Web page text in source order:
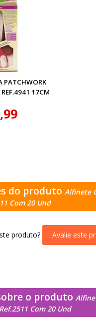
PATCHWORK
REF.4941 17CM
do produto Alfinete
Com 20 Und
produto? Avalie este
o produto
Com 20 Und